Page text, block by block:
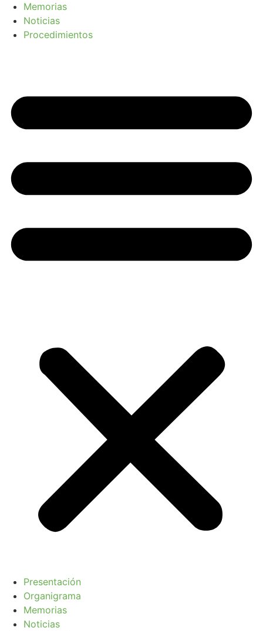
Memorias
Noticias
Procedimientos
Presentación
Organigrama
Memorias
Noticias